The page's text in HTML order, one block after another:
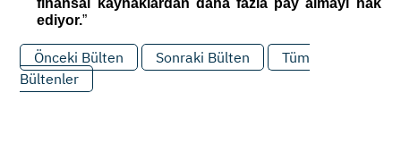
ediyor.”
Önceki Bülten Sonraki Bülten
Tüm
Bültenler